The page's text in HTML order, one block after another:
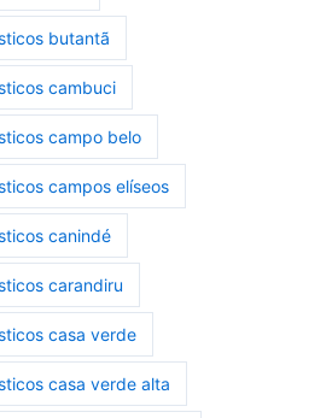
butantã
cambuci
campo belo
campos elíseos
canindé
carandiru
casa verde
casa verde alta